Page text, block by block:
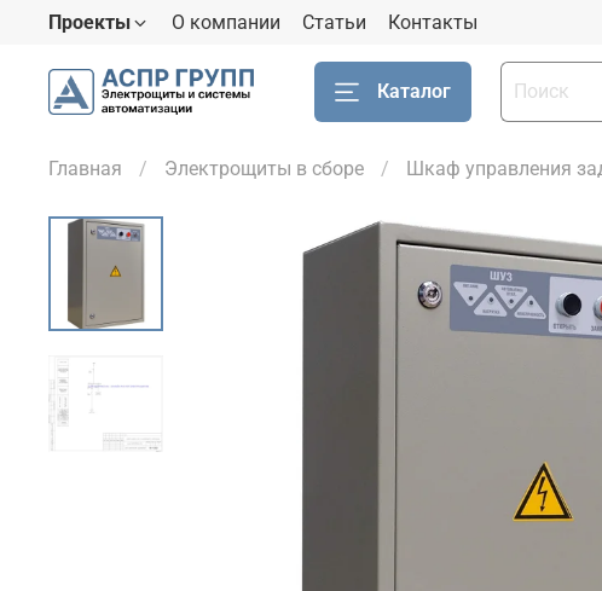
Проекты О компании Статьи Контакты
Каталог
Главная Электрощиты в сборе Шкаф управления